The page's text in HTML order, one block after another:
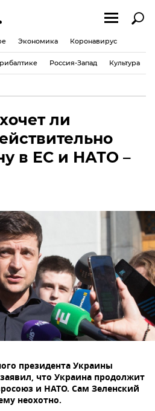
Экономика Коронавирус
Россия-Запад Культура
ли
в ЕС и НАТО –
президента Украины
что Украина продолжит
и НАТО. Сам Зеленский
неохотно.